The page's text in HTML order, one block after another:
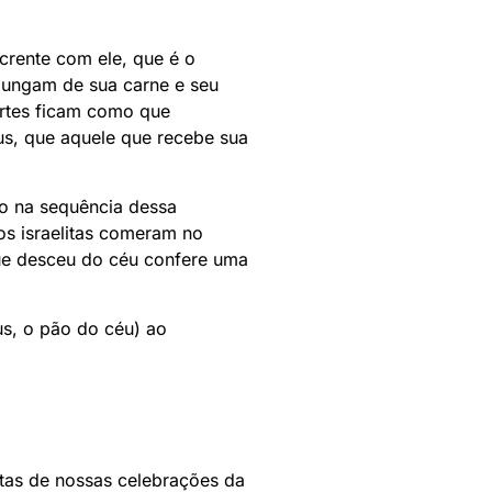
com ele, que é o
de sua carne e seu
ficam como que
que aquele que recebe sua
na sequência dessa
israelitas comeram no
desceu do céu confere uma
o pão do céu) ao
de nossas celebrações da